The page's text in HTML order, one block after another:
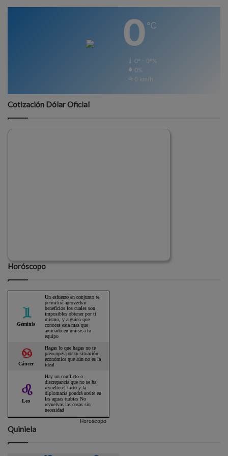
0 ℃
0º - 0º%
0%
0 km/h
Cotización Dólar Oficial
Horóscopo
Horoscopo
Quiniela